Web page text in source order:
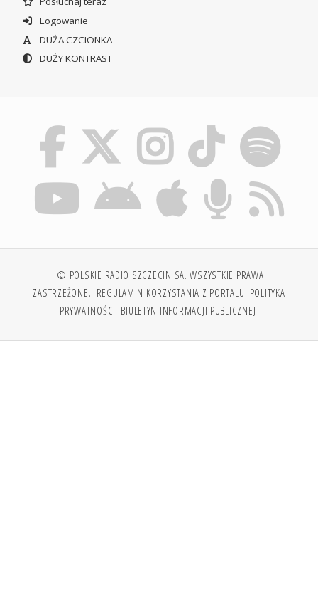
Logowanie
DUŻA CZCIONKA
DUŻY KONTRAST
© POLSKIE RADIO SZCZECIN SA. WSZYSTKIE PRAWA
ZASTRZEŻONE. REGULAMIN KORZYSTANIA Z PORTALU POLITYKA
PRYWATNOŚCI BIULETYN INFORMACJI PUBLICZNEJ